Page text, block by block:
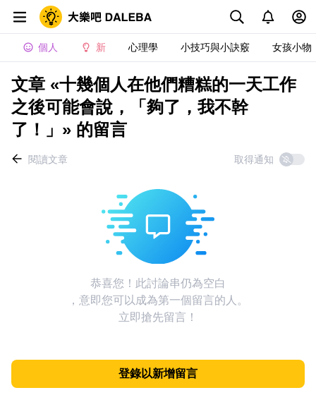
個人 新 心理學 小技巧與小訣竅 女孩小物
文章 «十幾個人在他們糟糕的一天工作
之後可能會說，「夠了，我不幹
了！」» 的留言
閱讀文章 取得通知
恭喜您！此討論串仍為空白
，意即您可以成為第一個留言的人。
立即搶先留言！
登錄以新增留言